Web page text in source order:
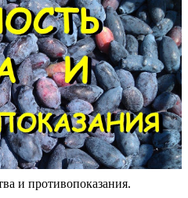
и противопоказания.